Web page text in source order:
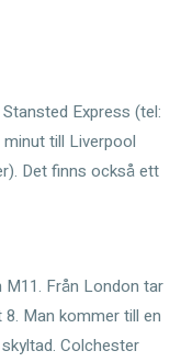
Express (tel:
till Liverpool
Det finns också ett
M11. Från London tar
Man kommer till en
Colchester